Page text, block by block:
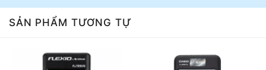
SẢN PHẨM TƯƠNG TỰ